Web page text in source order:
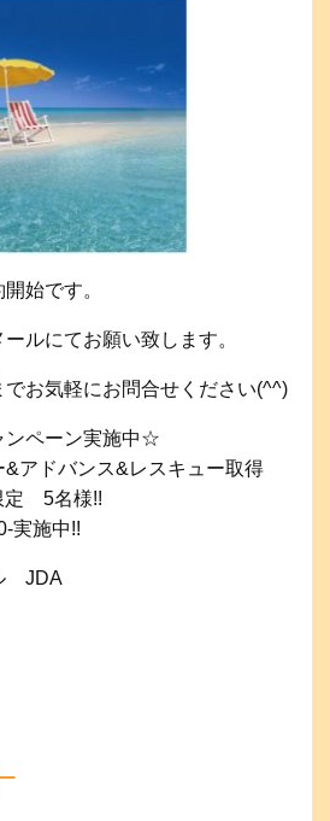
始です。
ルにてお願い致します。
お気軽にお問合せください(^^)
ペーン実施中☆
アドバンス&レスキュー取得
定 5名様!!
実施中!!
JDA